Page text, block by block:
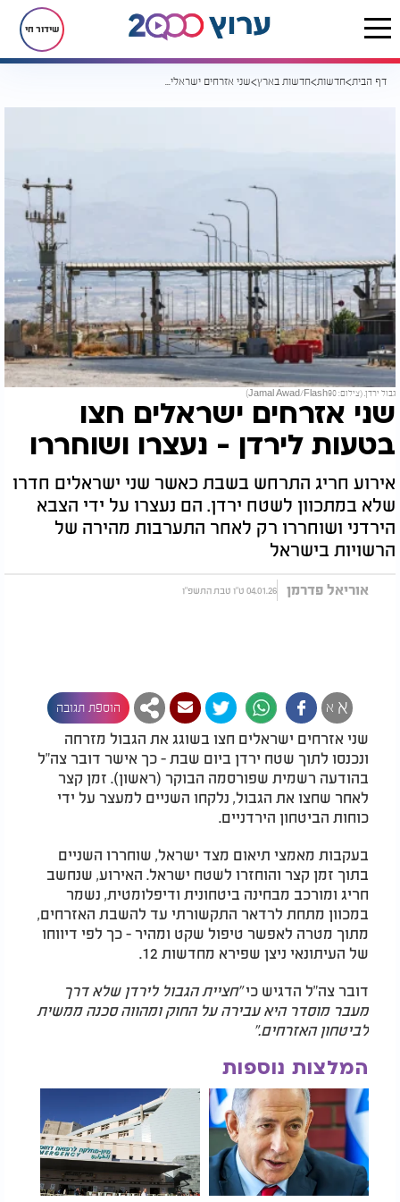
שידור חי
דף הבית חדשות חדשות בארץ שני אזרחים ישראלים חצו בטעות לירדן - נעצרו ושוחררו
גבול ירדן. (צילום: Jamal Awad/Flash90)
שני אזרחים ישראלים חצו
בטעות לירדן - נעצרו ושוחררו
אירוע חריג התרחש בשבת כאשר שני ישראלים חדרו
שלא במתכוון לשטח ירדן. הם נעצרו על ידי הצבא
הירדני ושוחררו רק לאחר התערבות מהירה של
הרשויות בישראל
אוריאל פדרמן 04.01.26 ט"ו טבת התשפ"ו
א א הוספת תגובה
שני אזרחים ישראלים חצו בשוגג את הגבול מזרחה
ונכנסו לתוך שטח ירדן ביום שבת - כך אישר דובר צה"ל
בהודעה רשמית שפורסמה הבוקר (ראשון). זמן קצר
לאחר שחצו את הגבול, נלקחו השניים למעצר על ידי
כוחות הביטחון הירדניים.
בעקבות מאמצי תיאום מצד ישראל, שוחררו השניים
בתוך זמן קצר והוחזרו לשטח ישראל. האירוע, שנחשב
חריג ומורכב מבחינה ביטחונית ודיפלומטית, נשמר
במכוון מתחת לרדאר התקשורתי עד להשבת האזרחים,
מתוך מטרה לאפשר טיפול שקט ומהיר - כך לפי דיווחו
של העיתונאי ניצן שפירא מחדשות 12.
דובר צה"ל הדגיש כי"חציית הגבול לירדן שלא דרך
מעבר מוסדר היא עבירה על החוק ומהווה סכנה ממשית
לביטחון האזרחים."
המלצות נוספות